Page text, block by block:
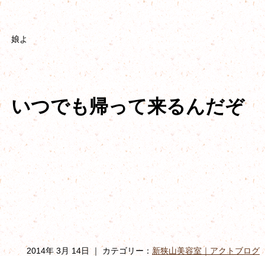
娘よ
いつでも帰って来るんだぞ
2014年 3月 14日 ｜ カテゴリー： 新狭山美容室｜アクトブログ